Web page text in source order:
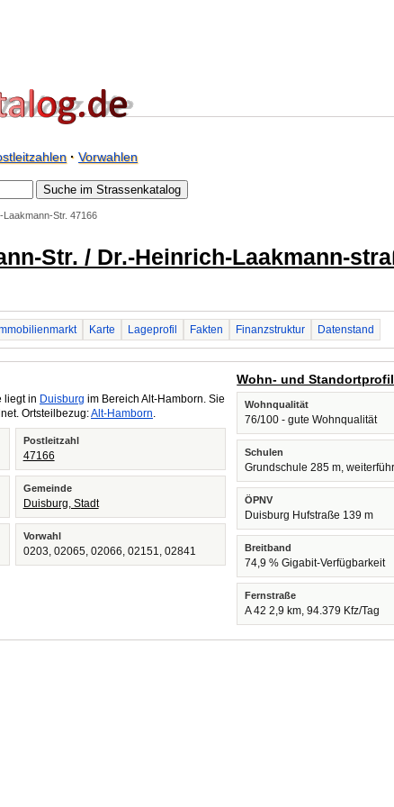
· Vorwahlen
Laakmann-Str. 47166
Str. / Dr.-Heinrich-Laakmann-
Karte Lageprofil Fakten Finanzstruktur Datenstand
liegt in Duisburg im Bereich Alt-Hamborn. Sie
Ortsteilbezug:Alt-Hamborn.
Postleitzahl
47166
Gemeinde
Duisburg, Stadt
Vorwahl
0203, 02065, 02066, 02151, 02841
Wohn- und Standortprofil
Wohnqualität
76/100 - gute Wohnqualität
Schulen
Grundschule 285 m,
ÖPNV
Duisburg Hufstraße 139 m
Breitband
74,9 % Gigabit-Verfügbarkeit
Fernstraße
A 42 2,9 km, 94.379 Kfz/Tag